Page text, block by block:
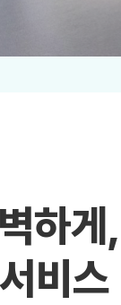
하게,
비스